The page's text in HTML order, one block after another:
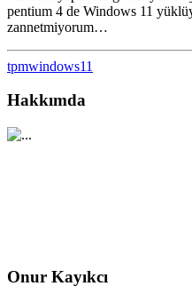
pentium 4 de Windows 11
zannetmiyorum…
tpmwindows11
Hakkımda
Onur Kayıkcı